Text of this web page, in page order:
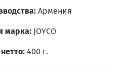
Армения
марка: JOYCO
400 г.